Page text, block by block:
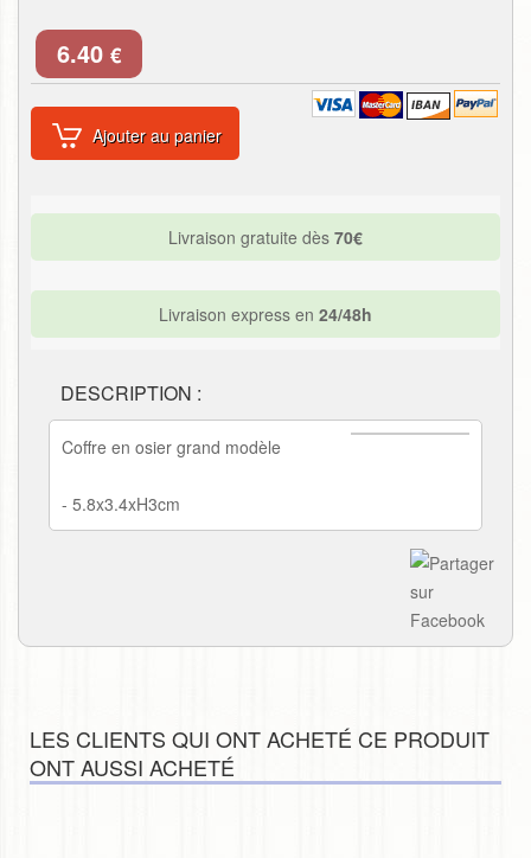
6.40 €
Ajouter au panier
Livraison gratuite dès 70€
Livraison express en 24/48h
DESCRIPTION :
Coffre en osier grand modèle
- 5.8x3.4xH3cm
LES CLIENTS QUI ONT ACHETÉ CE PRODUIT
ONT AUSSI ACHETÉ